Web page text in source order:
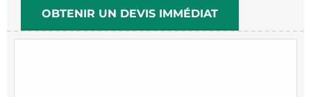
OBTENIR UN DEVIS IMMÉDIAT